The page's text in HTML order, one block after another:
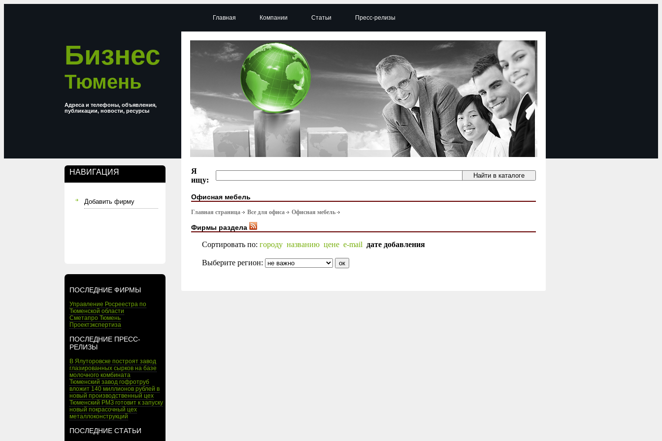
Бизнес
Тюмень
Адреса и телефоны, объявления,
публикации, новости, ресурсы
НАВИГАЦИЯ
Добавить фирму
ПОСЛЕДНИЕ ФИРМЫ
Управление Росреестра по
Тюменской области
Сметапро Тюмень
Проектэкспертиза
ПОСЛЕДНИЕ ПРЕСС-
РЕЛИЗЫ
В Ялуторовске построят завод
глазированных сырков на базе
молочного комбината
Тюменский завод гофротруб
вложит 140 миллионов рублей в
новый производственный цех
Тюменский РМЗ готовит к запуску
новый покрасочный цех
металлоконструкций
ПОСЛЕДНИЕ СТАТЬИ
Главная Компании Статьи Пресс-релизы
Я
ищу:
Офисная мебель
Главная страница Все для офиса Офисная мебель
Фирмы раздела
Сортировать по: городу названию цене e-mail дате добавления
Выберите регион: